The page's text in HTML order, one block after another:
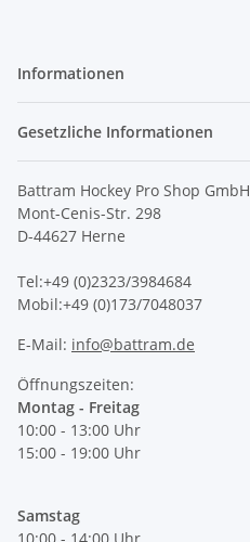
Informationen
Gesetzliche Informationen
Battram Hockey Pro Shop GmbH
Mont-Cenis-Str. 298
D-44627 Herne
Tel:+49 (0)2323/3984684
Mobil:+49 (0)173/7048037
E-Mail: info@battram.de
Öffnungszeiten:
Montag - Freitag
10:00 - 13:00 Uhr
15:00 - 19:00 Uhr
Samstag
10:00 - 14:00 Uhr